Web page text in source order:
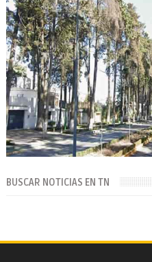
BUSCAR NOTICIAS EN TN